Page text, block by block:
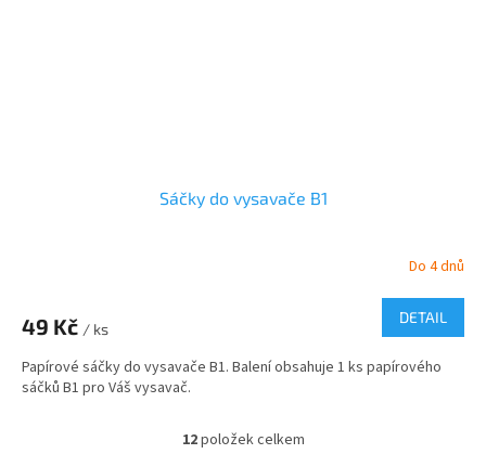
Sáčky do vysavače B1
Do 4 dnů
49 Kč / ks
DETAIL
Papírové sáčky do vysavače B1. Balení obsahuje 1 ks papírového
sáčků B1 pro Váš vysavač.
O
12položek celkem